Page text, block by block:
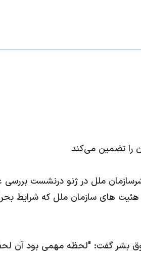
را تضمین می‌کند
حقوق بشرسازمان ملل در ژنو درنشست
های سازمان ملل که شرایط
بشر گفت: "لحظه مهمی بود آن